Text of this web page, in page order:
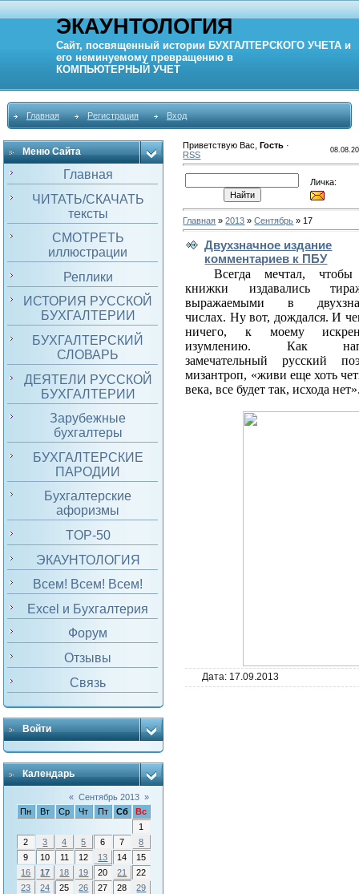
ЭКАУНТОЛОГИЯ
Сайт, посвященный истории БУХГАЛТЕРСКОГО УЧЕТА и
его неминуемому превращению в
КОМПЬЮТЕРНЫЙ УЧЕТ
Главная Регистрация Вход
Меню Сайта
Главная
ЧИТАТЬ/СКАЧАТЬ
тексты
СМОТРЕТЬ
иллюстрации
Реплики
ИСТОРИЯ РУССКОЙ
БУХГАЛТЕРИИ
БУХГАЛТЕРСКИЙ
СЛОВАРЬ
ДЕЯТЕЛИ РУССКОЙ
БУХГАЛТЕРИИ
Зарубежные
бухгалтеры
БУХГАЛТЕРСКИЕ
ПАРОДИИ
Бухгалтерские
афоризмы
TOP-50
ЭКАУНТОЛОГИЯ
Всем! Всем! Всем!
Excel и Бухгалтерия
Форум
Отзывы
Связь
Войти
Календарь
« Сентябрь 2013 »
Пн
Вт Ср Чт Пт Сб
Вс
1
2
3 4 5 6 7
8
9
10 11 12 13 14
15
16
17 18 19 20 21
22
23
24 25 26 27 28
29
Приветствую Вас ,Гость ·
RSS
Личка:
Главная »2013 » Сентябрь » 17
Двухзначное издание
комментариев к ПБУ
Всегда мечтал,
книжки издавались
выражаемыми в
числах. Ну вот, дождался. И
ничего, к моему
изумлению. Как
замечательный русский
мизантроп, «живи еще хоть
века, все будет так, исхода
Дата: 17.09.2013